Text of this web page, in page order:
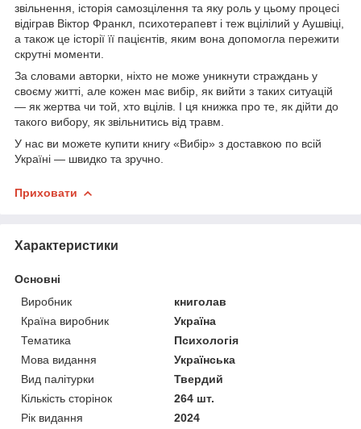
звільнення, історія самозцілення та яку роль у цьому процесі
відіграв Віктор Франкл, психотерапевт і теж вцілілий у Аушвіці,
а також це історії її пацієнтів, яким вона допомогла пережити
скрутні моменти.
За словами авторки, ніхто не може уникнути страждань у
своєму житті, але кожен має вибір, як вийти з таких ситуацій
— як жертва чи той, хто вцілів. І ця книжка про те, як дійти до
такого вибору, як звільнитись від травм.
У нас ви можете купити книгу «Вибір» з доставкою по всій
Україні — швидко та зручно.
Приховати
Характеристики
Основні
Виробник
книголав
Країна виробник
Україна
Тематика
Психологія
Мова видання
Українська
Вид палітурки
Твердий
Кількість сторінок
264 шт.
Рік видання
2024